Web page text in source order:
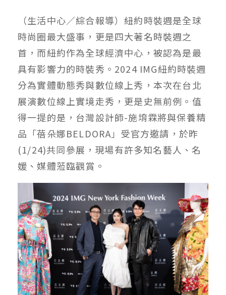
（生活中心／綜合報導）紐約時裝週是全球
時尚圈最大盛事，更是四大著名時裝週之
首，而紐約作為全球經濟中心，被認為是最
具有影響力的時裝秀。2024 IMG紐約時裝週
分為實體動態秀與數位線上秀，本次在台北
展演數位線上實境走秀，更是史無前例。值
得一提的是，台灣設計師-施堉霖將與保養精
品「蓓朵娜BELDORA」受官方邀請，於昨
(1/24)共同參展，現場有許多知名藝人、名
媛、媒體蒞臨觀賞。